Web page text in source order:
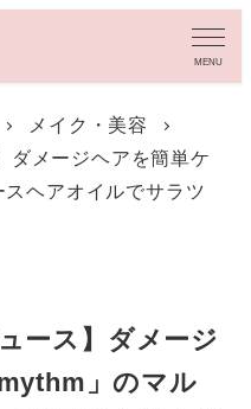
MENU
メイク・美容
ダメージヘアを簡単ケ
ヘアオイルでサラツ
ース】ダメージ
」のマル